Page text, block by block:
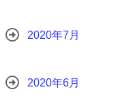
2020年7月
2020年6月